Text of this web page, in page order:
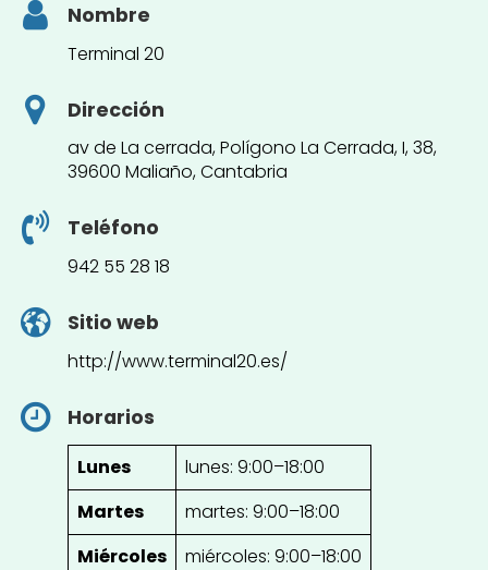
Nombre
Terminal 20
Dirección
av de La cerrada, Polígono La Cerrada, I, 38,
39600 Maliaño, Cantabria
Teléfono
942 55 28 18
Sitio web
http://www.terminal20.es/
Horarios
Lunes
lunes: 9:00–18:00
Martes
martes: 9:00–18:00
Miércoles
miércoles: 9:00–18:00